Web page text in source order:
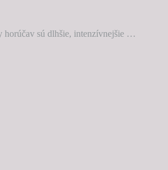
horúčav sú dlhšie, intenzívnejšie …